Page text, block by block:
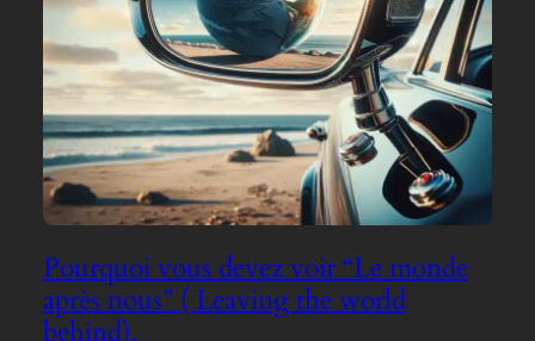
Pourquoi vous devez voir “Le monde
après nous” ( Leaving the world
behind).